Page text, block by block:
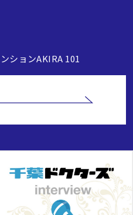
ションAKIRA 101